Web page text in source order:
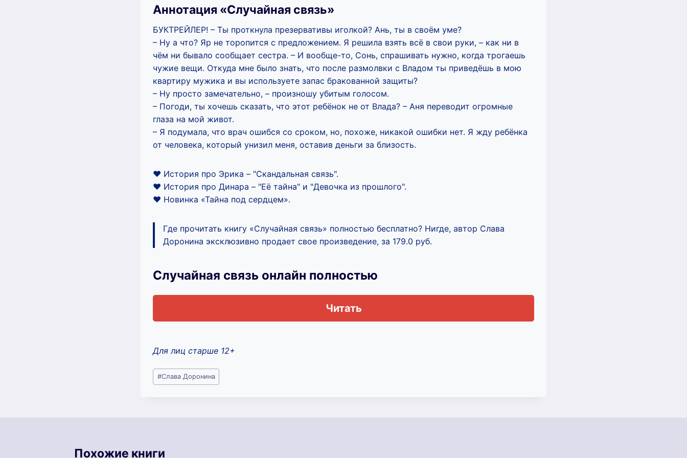
Аннотация «Случайная связь»
БУКТРЕЙЛЕР! – Ты проткнула презервативы иголкой? Ань, ты в своём уме?
– Ну а что? Яр не торопится с предложением. Я решила взять всё в свои руки, – как ни в
чём ни бывало сообщает сестра. – И вообще-то, Сонь, спрашивать нужно, когда трогаешь
чужие вещи. Откуда мне было знать, что после размолвки с Владом ты приведёшь в мою
квартиру мужика и вы используете запас бракованной защиты?
– Ну просто замечательно, – произношу убитым голосом.
– Погоди, ты хочешь сказать, что этот ребёнок не от Влада? – Аня переводит огромные
глаза на мой живот.
– Я подумала, что врач ошибся со сроком, но, похоже, никакой ошибки нет. Я жду ребёнка
от человека, который унизил меня, оставив деньги за близость.
♥️ История про Эрика – "Скандальная связь".
♥️ История про Динара – "Её тайна" и "Девочка из прошлого".
♥️ Новинка «Тайна под сердцем».
Где прочитать книгу «Случайная связь» полностью бесплатно? Нигде, автор Слава
Доронина эксклюзивно продает свое произведение, за 179.0 руб.
Случайная связь онлайн полностью
Читать
Для лиц старше 12+
Метки
записи:
#Слава Доронина
Похожие книги